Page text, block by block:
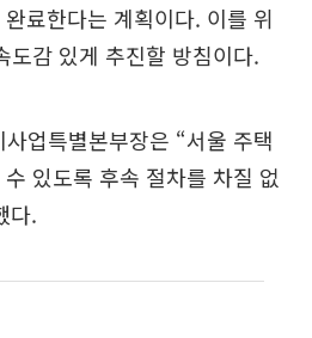
료한다는 계획이다. 이를 위
도감 있게 추진할 방침이다.
업특별본부장은 “서울 주택
있도록 후속 절차를 차질 없
다.